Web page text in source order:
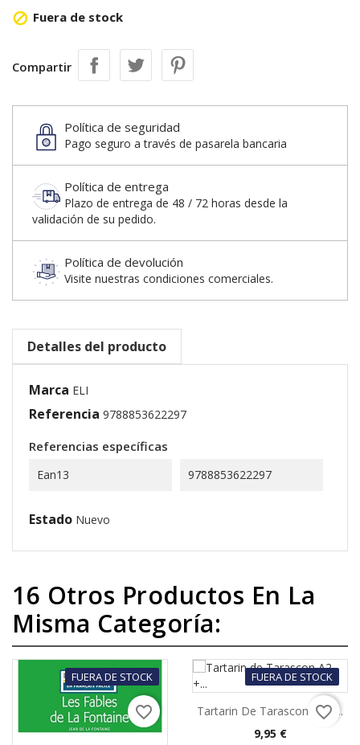
 Fuera de stock
Compartir
Política de seguridad
Pago seguro a través de pasarela bancaria
Política de entrega
Plazo de entrega de 48 / 72 horas desde la
validación de su pedido.
Política de devolución
Visite nuestras condiciones comerciales.
Detalles del producto
Marca ELI
Referencia 9788853622297
Referencias específicas
Ean13 9788853622297
Estado Nuevo
16 Otros Productos En La
Misma Categoría:
FUERA DE STOCK
favorite_border
FUERA DE STOCK
Tartarin De Tarascon A2 +...
Precio
9,95 €
favorite_border